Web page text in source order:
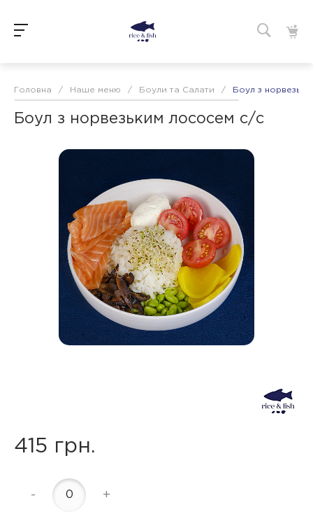
Головна / Наше меню / Боули та Салати / Боул з
Боул з норвезьким лососем с/с
415 грн.
- +